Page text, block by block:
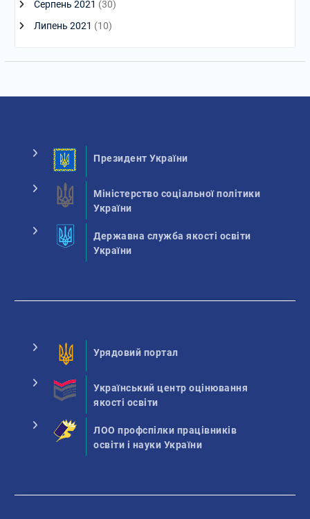
Серпень 2021 (30)
Липень 2021 (10)
Президент України
Міністерство соціальної політики
України
Державна служба якості освіти
України
Урядовий портал
Український центр оцінювання
якості освіти
ЛОО профспілки працівників
освіти і науки України